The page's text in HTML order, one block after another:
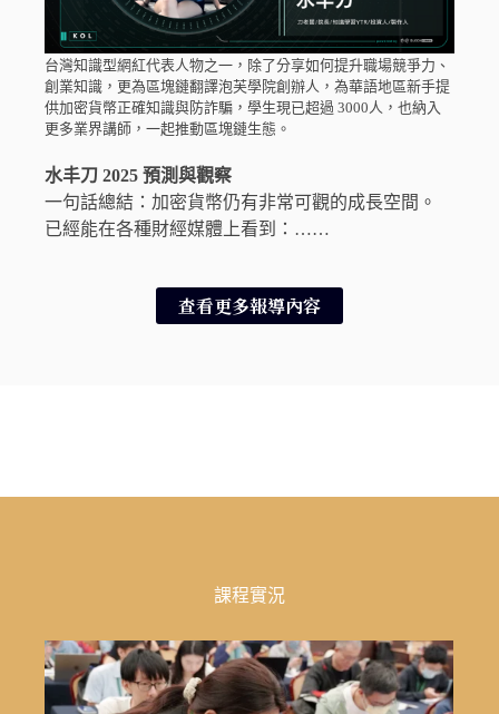
台灣知識型網紅代表人物之一，除了分享如何提升職場競爭力、
創業知識，更為區塊鏈翻譯泡芙學院創辦人，為華語地區新手提
供加密貨幣正確知識與防詐騙，學生現已超過 3000人，也納入
更多業界講師，一起推動區塊鏈生態。
水丰刀 2025 預測與觀察
一句話總結：加密貨幣仍有非常可觀的成長空間。
已經能在各種財經媒體上看到：……
查看更多報導內容
課程實況